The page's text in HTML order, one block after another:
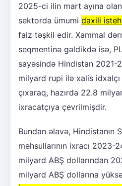
2025-ci ilin mart ayına
sektorda ümumi daxili
faiz təşkil edir. Xammal
seqmentinə gəldikdə isə,
sayəsində Hindistan 2021-
milyard rupi ilə xalis
çıxaraq, hazırda 22.8
ixracatçıya çevrilmişdir.
Bundan əlavə, Hindistanın
məhsullarının ixracı
milyard ABŞ dollarından
milyard ABŞ dollarına